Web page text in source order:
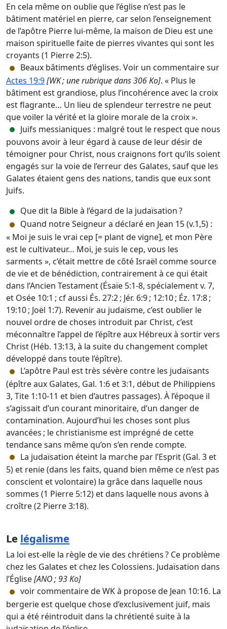
En cela même on oublie que l’église n’est pas le
bâtiment matériel en pierre, car selon l’enseignement
de l’apôtre Pierre lui-même, la maison de Dieu est une
maison spirituelle faite de pierres vivantes qui sont les
croyants (1 Pierre 2:5).
Beaux bâtiments d’églises. Voir un commentaire sur
Actes 19:9[WK ; une rubrique dans 306 Ko]. « Plus le
bâtiment est grandiose, plus l’incohérence avec la croix
est flagrante… Un lieu de splendeur terrestre ne peut
que voiler la vérité et la gloire morale de la croix ».
Juifs messianiques : malgré tout le respect que nous
pouvons avoir à leur égard à cause de leur désir de
témoigner pour Christ, nous craignons fort qu’ils soient
engagés sur la voie de l’erreur des Galates, sauf que les
Galates étaient gens des nations, tandis que eux sont
Juifs.
Que dit la Bible à l’égard de la judaïsation ?
Quand notre Seigneur a déclaré en Jean 15 (v.1,5) :
« Moi je suis le vrai cep [= plant de vigne], et mon Père
est le cultivateur… Moi, je suis le cep, vous les
sarments », c’était mettre de côté Israël comme source
de vie et de bénédiction, contrairement à ce qui était
dans l’Ancien Testament (Ésaïe 5:1-8, spécialement v. 7,
et Osée 10:1 ; cf aussi És. 27:2 ; Jér. 6:9 ; 12:10 ; Éz. 17:8 ;
19:10 ; Joël 1:7). Revenir au judaïsme, c’est oublier le
nouvel ordre de choses introduit par Christ, c’est
méconnaître l’appel de l’épître aux Hébreux à sortir vers
Christ (Héb. 13:13, à la suite du changement complet
développé dans toute l’épître).
L’apôtre Paul est très sévère contre les judaïsants
(épître aux Galates, Gal. 1:6 et 3:1, début de Philippiens
3, Tite 1:10-11 et bien d’autres passages). À l’époque il
s’agissait d’un courant minoritaire, d’un danger de
contamination. Aujourd’hui les choses sont plus
avancées ; le christianisme est imprégné de cette
tendance sans même qu’on s’en rende compte.
La judaïsation éteint la marche par l’Esprit (Gal. 3 et
5) et renie (dans les faits, quand bien même ce n’est pas
conscient et volontaire) la grâce dans laquelle nous
sommes (1 Pierre 5:12) et dans laquelle nous avons à
croître (2 Pierre 3:18).
Le légalisme
La loi est-elle la règle de vie des chrétiens ? Ce problème
chez les Galates et chez les Colossiens. Judaïsation dans
l’Église[ANO ; 93 Ko]
voir commentaire de WK à propose de Jean 10:16. La
bergerie est quelque chose d’exclusivement juif, mais
qui a été réintroduit dans la chrétienté suite à la